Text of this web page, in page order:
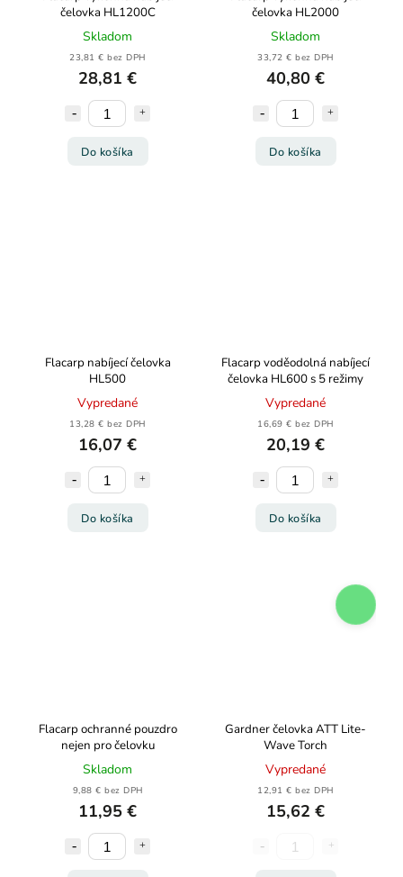
čelovka HL1200C
Skladom
23,81 € bez DPH
28,81 €
Do košíka
čelovka HL2000
Skladom
33,72 € bez DPH
40,80 €
Do košíka
Flacarp nabíjecí čelovka
HL500
Vypredané
13,28 € bez DPH
16,07 €
Do košíka
Flacarp voděodolná nabíjecí
čelovka HL600 s 5 režimy
Vypredané
16,69 € bez DPH
20,19 €
Do košíka
Flacarp ochranné pouzdro
nejen pro čelovku
Skladom
9,88 € bez DPH
11,95 €
Gardner čelovka ATT Lite-
Wave Torch
Vypredané
12,91 € bez DPH
15,62 €